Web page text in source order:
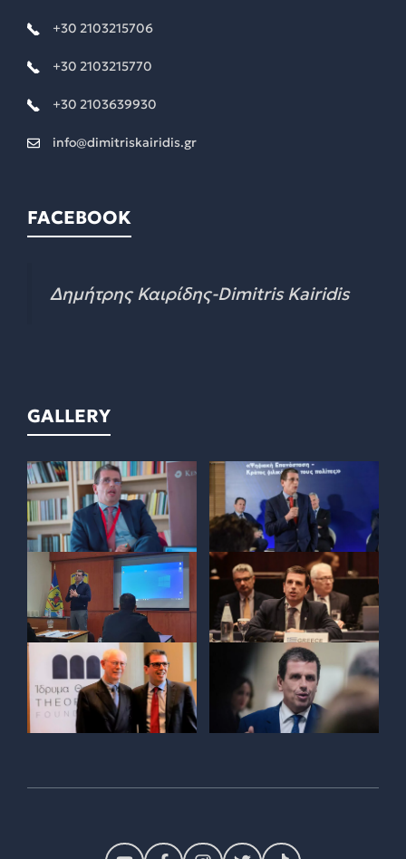
+30 2103215706
+30 2103215770
+30 2103639930
info@dimitriskairidis.gr
FACEBOOK
Δημήτρης Καιρίδης-Dimitris Kairidis
GALLERY